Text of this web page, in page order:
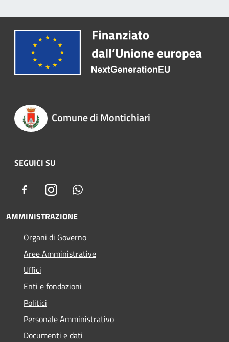
Comune di Montichiari
SEGUICI SU
FacebookInstagram
AMMINISTRAZIONE
Organi di Governo
Aree Amministrative
Uffici
Enti e fondazioni
Politici
Personale Amministrativo
Documenti e dati